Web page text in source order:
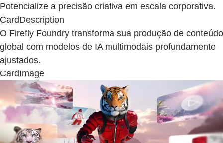
Potencialize a precisão criativa em escala corporativa.
CardDescription
O Firefly Foundry transforma sua produção de conteúdo
global com modelos de IA multimodais profundamente
ajustados.
CardImage